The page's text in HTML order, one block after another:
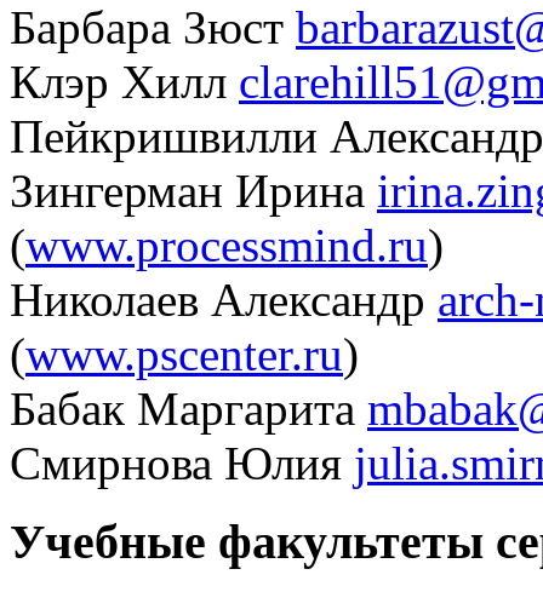
Барбара Зюст
Клэр Хилл
Пейкришвилли
Зингерман Ирина
(www.processmind.ru)
Николаев Александр
(www.pscenter.ru)
Бабак Маргарита
Смирнова Юлия
Учебные факультеты